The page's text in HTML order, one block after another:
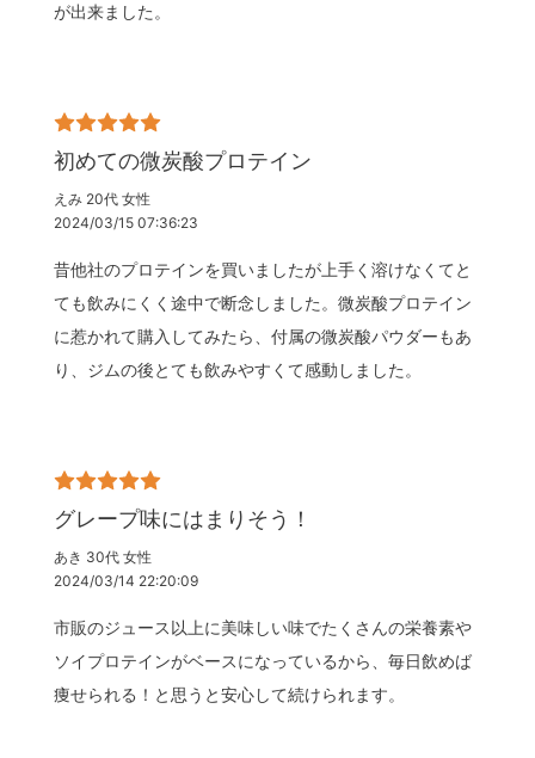
が出来ました。
初めての微炭酸プロテイン
えみ 20代 女性
2024/03/15 07:36:23
昔他社のプロテインを買いましたが上手く溶けなくてと
ても飲みにくく途中で断念しました。微炭酸プロテイン
に惹かれて購入してみたら、付属の微炭酸パウダーもあ
り、ジムの後とても飲みやすくて感動しました。
グレープ味にはまりそう！
あき 30代 女性
2024/03/14 22:20:09
市販のジュース以上に美味しい味でたくさんの栄養素や
ソイプロテインがベースになっているから、毎日飲めば
痩せられる！と思うと安心して続けられます。